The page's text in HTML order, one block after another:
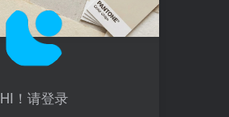
HI！请登录